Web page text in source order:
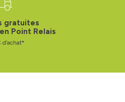
gratuites
Point Relais